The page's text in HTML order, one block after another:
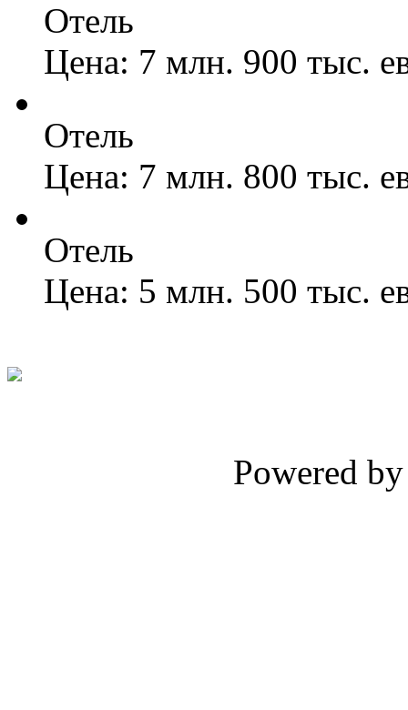
Отель
Цена: 7 млн. 900 тыс.
Отель
Цена: 7 млн. 800 тыс.
Отель
Цена: 5 млн. 500 тыс.
Powered